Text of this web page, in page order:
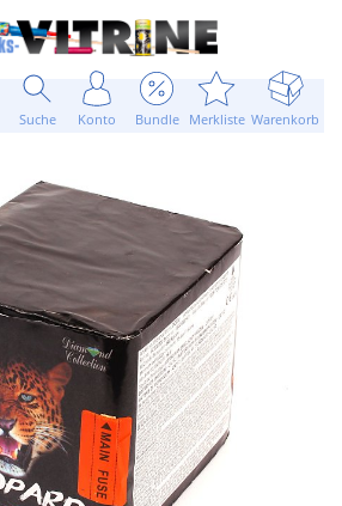
Suche Konto Bundle Merkliste Warenkorb